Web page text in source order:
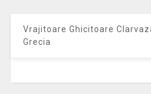
Vrajitoare Ghicitoare
Grecia